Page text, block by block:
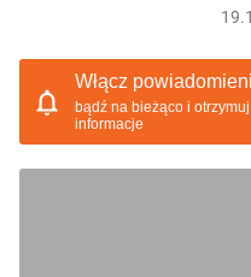
Włącz
bądź na bieżąco i
informacje